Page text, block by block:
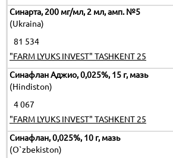
Синарта, 200 мг/мл, 2 мл, амп. №5
(Ukraina)
81 534
"FARM LYUKS INVEST" TASHKENT 25
Синафлан Аджио, 0,025%, 15 г, мазь
(Hindiston)
4 067
"FARM LYUKS INVEST" TASHKENT 25
Синафлан, 0,025%, 10 г, мазь
(O`zbekiston)